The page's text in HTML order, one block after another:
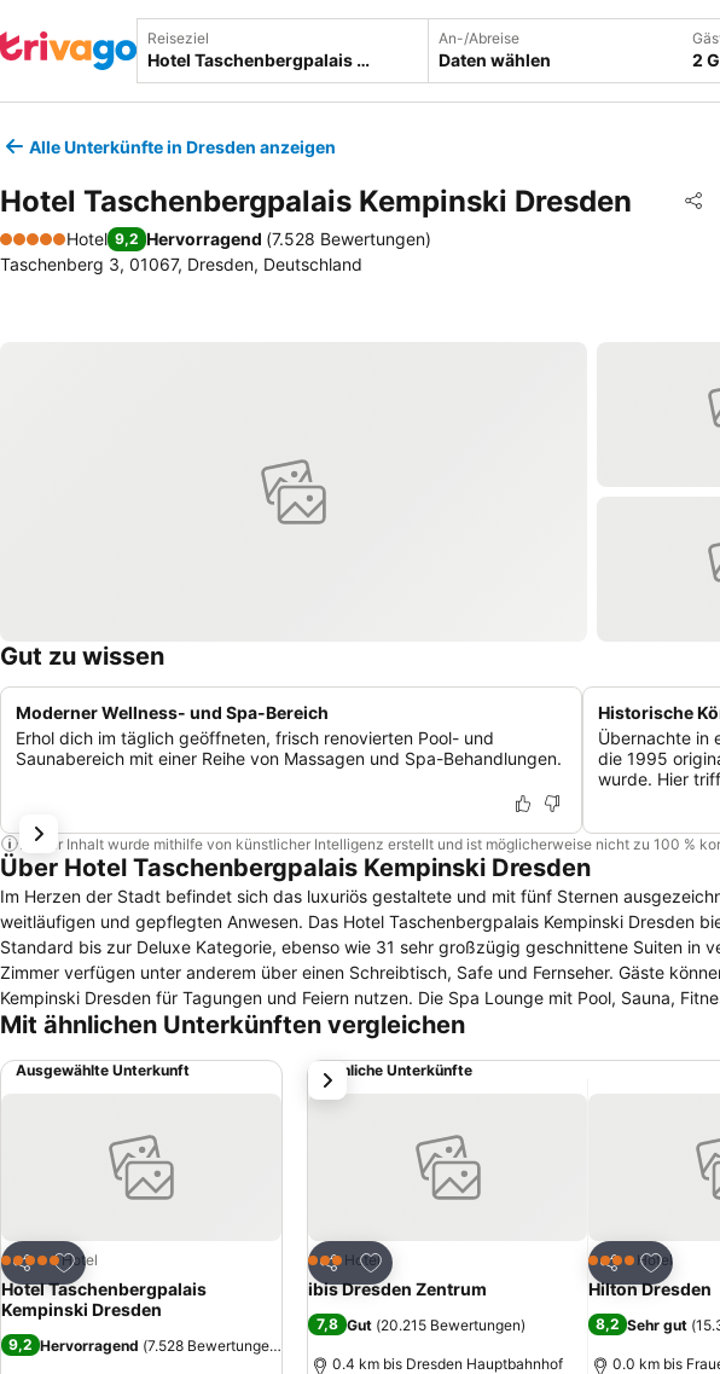
Reiseziel An-/Abreise
Daten wählen 2
Alle Unterkünfte in Dresden anzeigen
Hotel Taschenbergpalais Kempinski Dresden Teilen
5 Sterne
Hotel 9,2 Hervorragend (7.528 Bewertungen)
Taschenberg 3, 01067, Dresden, Deutschland
Gut zu wissen
Moderner Wellness- und Spa-Bereich
Erhol dich im täglich geöffneten, frisch renovierten Pool- und
Saunabereich mit einer Reihe von Massagen und Spa-Behandlungen.
Historische
Übernachte in
die 1995
wurde. Hier
Dieser Inhalt wurde mithilfe von künstlicher Intelligenz erstellt und ist möglicherweise nicht zu 100 %
Über Hotel Taschenbergpalais Kempinski Dresden
Im Herzen der Stadt befindet sich das luxuriös gestaltete und mit fünf Sternen
weitläufigen und gepflegten Anwesen. Das Hotel Taschenbergpalais Kempinski Dresden bietet exklusiv gestaltete 182 Doppelzimmer von der
Standard bis zur Deluxe Kategorie, ebenso wie 31 sehr großzügig geschnittene Suiten in
Zimmer verfügen unter anderem über einen Schreibtisch, Safe und Fernseher. Gäste können die Veranstaltungsräume im Hotel Taschenbergpalais
Kempinski Dresden für Tagungen und Feiern nutzen. Die Spa Lounge mit Pool, Sauna,
Auszeit ein. Die Mitarbeiter bieten einen Concierge-, einen Gepäck- und einen Parkservice. Die Suiten sind teilweise mit einer Küchenzeile inklusive
köstliche Drinks, Gebäck und regionale Spezialitäten in exklusivem Ambiente. Das Residenzschloss befindet sich in einminütiger Gehentfernung vom
Hotel Taschenbergpalais Kempinski Dresden. Der Zwinger ist fußläufig in zwei Minuten,
Mit ähnlichen Unterkünften vergleichen
Ausgewählte Unterkunft
Teilen
Zu Favoriten hinzufügen
5 Sterne Hotel
Hotel Taschenbergpalais
Kempinski Dresden
9,2 Hervorragend (7.528 Bewertungen)
Ähnliche Unterkünfte
Teilen
Zu Favoriten hinzufügen
3 SterneHotel
ibis Dresden Zentrum
7,8 Gut (20.215 Bewertungen)
0.4 km bis Dresden Hauptbahnhof
Teilen
Zu
4 SterneHotel
Hilton Dresden
8,2 Sehr gut (
0.0 km bis
weiter